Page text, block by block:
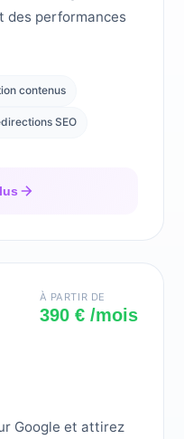
des performances
contenus
SEO
À PARTIR DE
390 € /mois
Google et attirez